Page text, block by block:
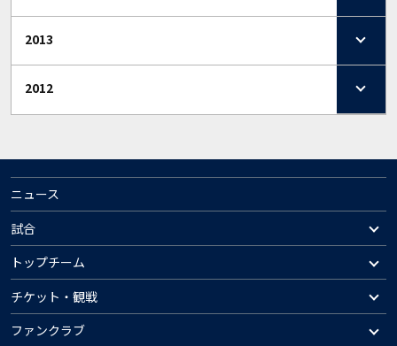
2013
2012
ニュース
試合
トップチーム
チケット・観戦
ファンクラブ